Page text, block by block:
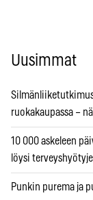
Uusimmat
ruokakaupassa –
10 000 askeleen
löysi
Punkin purema ja